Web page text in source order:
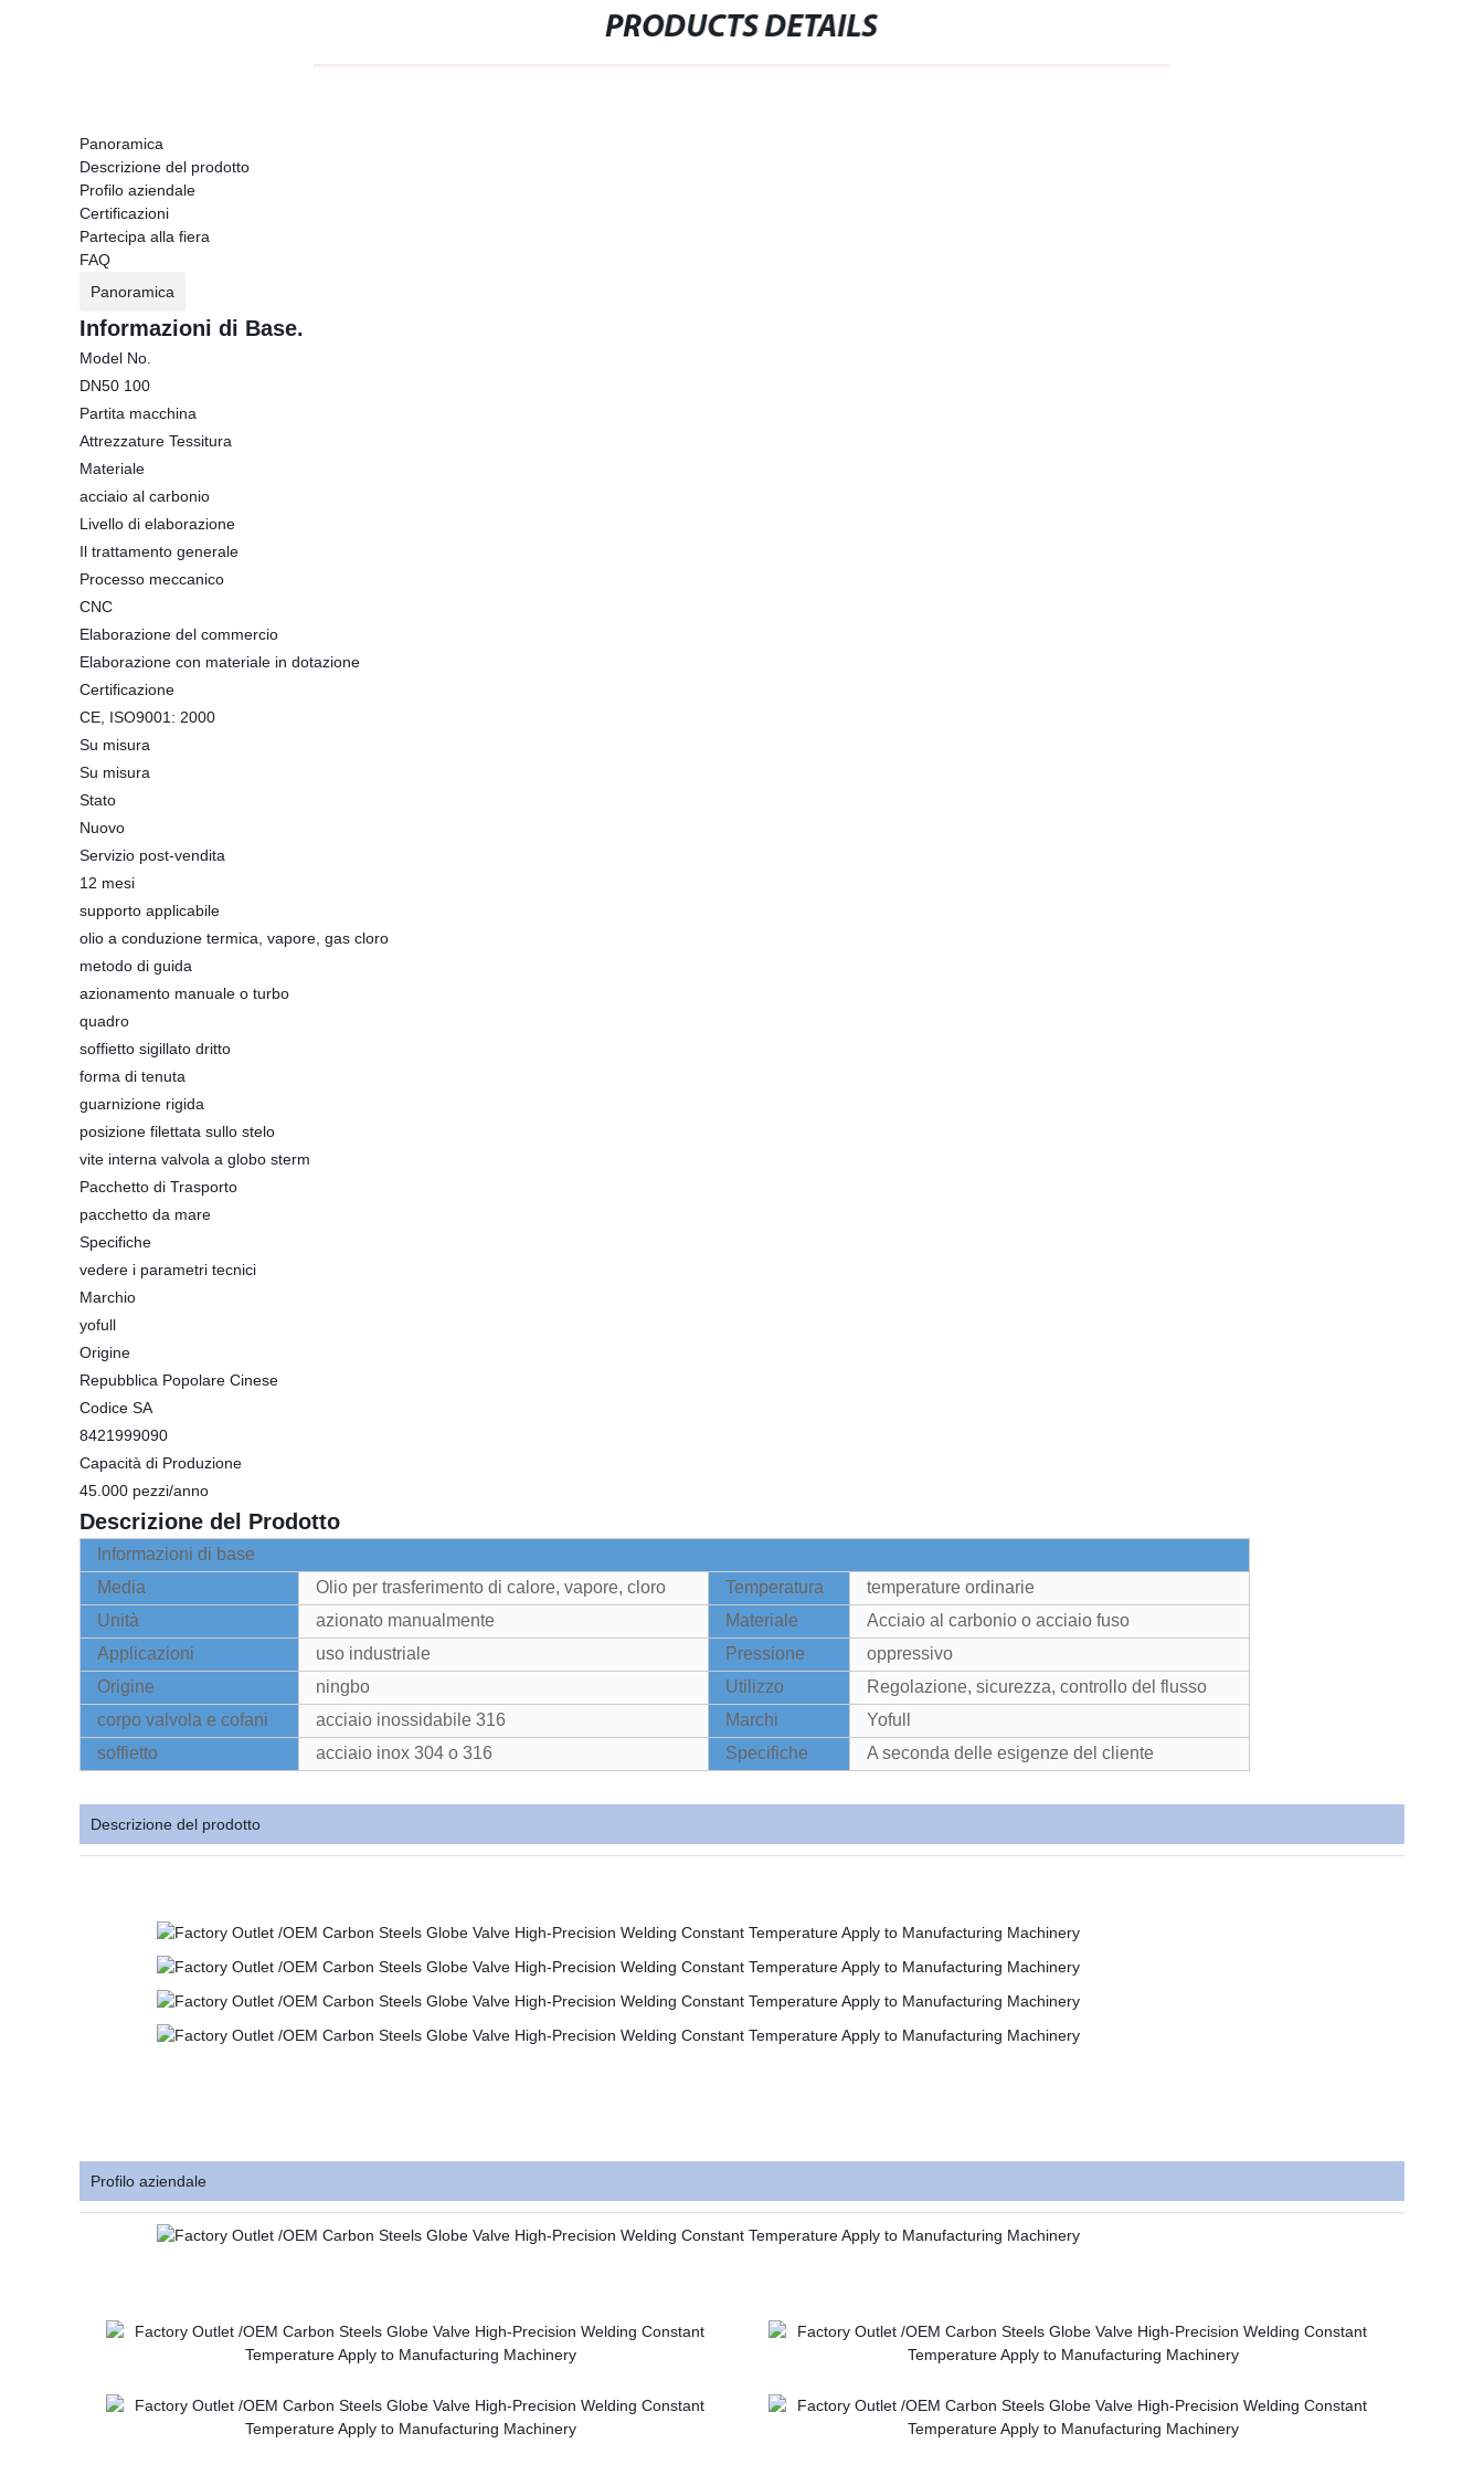
PRODUCTS DETAILS
Panoramica
Descrizione del prodotto
Profilo aziendale
Certificazioni
Partecipa alla fiera
FAQ
Panoramica
Informazioni di Base.
Model No.
DN50 100
Partita macchina
Attrezzature Tessitura
Materiale
acciaio al carbonio
Livello di elaborazione
Il trattamento generale
Processo meccanico
CNC
Elaborazione del commercio
Elaborazione con materiale in dotazione
Certificazione
CE, ISO9001: 2000
Su misura
Su misura
Stato
Nuovo
Servizio post-vendita
12 mesi
supporto applicabile
olio a conduzione termica, vapore, gas cloro
metodo di guida
azionamento manuale o turbo
quadro
soffietto sigillato dritto
forma di tenuta
guarnizione rigida
posizione filettata sullo stelo
vite interna valvola a globo sterm
Pacchetto di Trasporto
pacchetto da mare
Specifiche
vedere i parametri tecnici
Marchio
yofull
Origine
Repubblica Popolare Cinese
Codice SA
8421999090
Capacità di Produzione
45.000 pezzi/anno
Descrizione del Prodotto
Informazioni di base
Media
Olio per trasferimento di calore, vapore, cloro Temperatura
temperature ordinarie
Unità
azionato manualmente Materiale
Acciaio al carbonio o acciaio fuso
Applicazioni
uso industriale Pressione
oppressivo
Origine
ningbo Utilizzo
Regolazione, sicurezza, controllo del flusso
corpo valvola e cofani
acciaio inossidabile 316 Marchi
Yofull
soffietto
acciaio inox 304 o 316 Specifiche A seconda delle esigenze del cliente
Descrizione del prodotto
Profilo aziendale